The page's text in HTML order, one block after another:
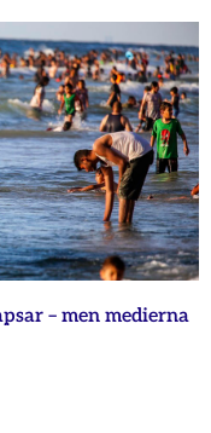
– men medierna